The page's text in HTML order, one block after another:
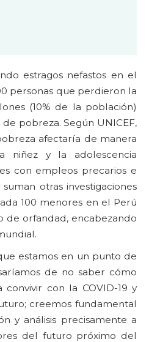
estragos nefastos en el
personas que perdieron la
(10% de la población)
pobreza. Según UNICEF,
afectaría de manera
niñez y la adolescencia
con empleos precarios e
otras investigaciones
100 menores en el Perú
de orfandad, encabezando
estamos en un punto de
de no saber cómo
con la COVID-19 y
creemos fundamental
y análisis precisamente a
del futuro próximo del